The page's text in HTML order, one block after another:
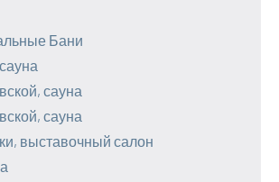
Бани
сауна
сауна
выставочный салон